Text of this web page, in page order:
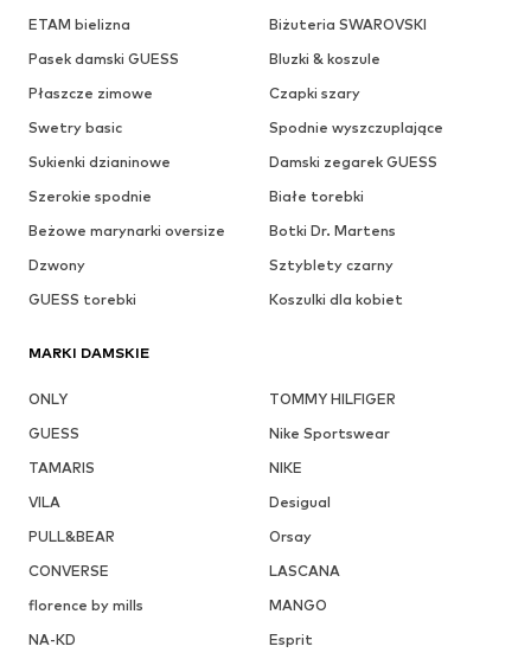
ETAM bielizna
Biżuteria SWAROVSKI
Pasek damski GUESS
Bluzki & koszule
Płaszcze zimowe
Czapki szary
Swetry basic
Spodnie wyszczuplające
Sukienki dzianinowe
Damski zegarek GUESS
Szerokie spodnie
Białe torebki
Beżowe marynarki oversize
Botki Dr. Martens
Dzwony
Sztyblety czarny
GUESS torebki
Koszulki dla kobiet
MARKI DAMSKIE
ONLY
TOMMY HILFIGER
GUESS
Nike Sportswear
TAMARIS
NIKE
VILA
Desigual
PULL&BEAR
Orsay
CONVERSE
LASCANA
florence by mills
MANGO
NA-KD
Esprit